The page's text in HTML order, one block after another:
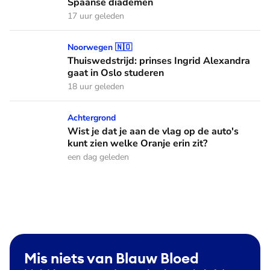
17 uur geleden
Thuiswedstrijd: prinses Ingrid Alexandra gaat in Oslo
Noorwegen 🇳🇴
Thuiswedstrijd: prinses Ingrid Alexandra
gaat in Oslo studeren
18 uur geleden
Wist je dat je aan de vlag op de auto's kunt zien welke
Achtergrond
Wist je dat je aan de vlag op de auto's
kunt zien welke Oranje erin zit?
een dag geleden
Mis niets van Blauw Bloed